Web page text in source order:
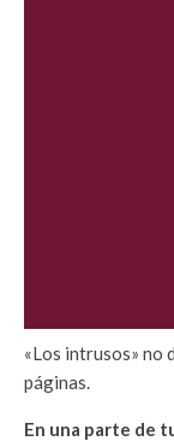
«Los intrusos» no
páginas.
En una parte de